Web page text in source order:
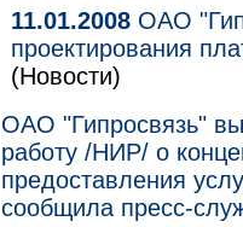
11.01.2008 ОАО
проектирования
(Новости)
ОАО "Гипросвязь"
работу /НИР/ о
предоставления
сообщила пресс-